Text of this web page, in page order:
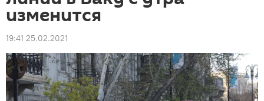
изменится
19:41 25.02.2021